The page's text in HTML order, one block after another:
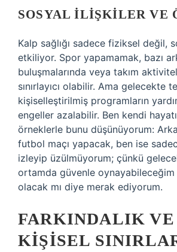
SOSYAL ILIŞKILER VE
Kalp sağlığı sadece fiziksel değil,
etkiliyor. Spor yapamamak, bazı
buluşmalarında veya takım
sınırlayıcı olabilir. Ama gelecekte
kişiselleştirilmiş programların
engeller azalabilir. Ben kendi
örneklerle bunu düşünüyorum:
futbol maçı yapacak, ben ise
izleyip üzülmüyorum; çünkü
ortamda güvenle
olacak mı diye merak ediyorum.
FARKINDALIK VE
KIŞISEL